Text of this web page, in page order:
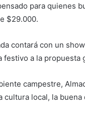
para quienes
$29.000.
contará con un
festivo a la propuesta
campestre,
local, la